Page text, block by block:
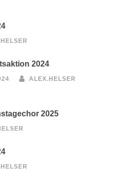
2024
ALEX.HELSER
2025